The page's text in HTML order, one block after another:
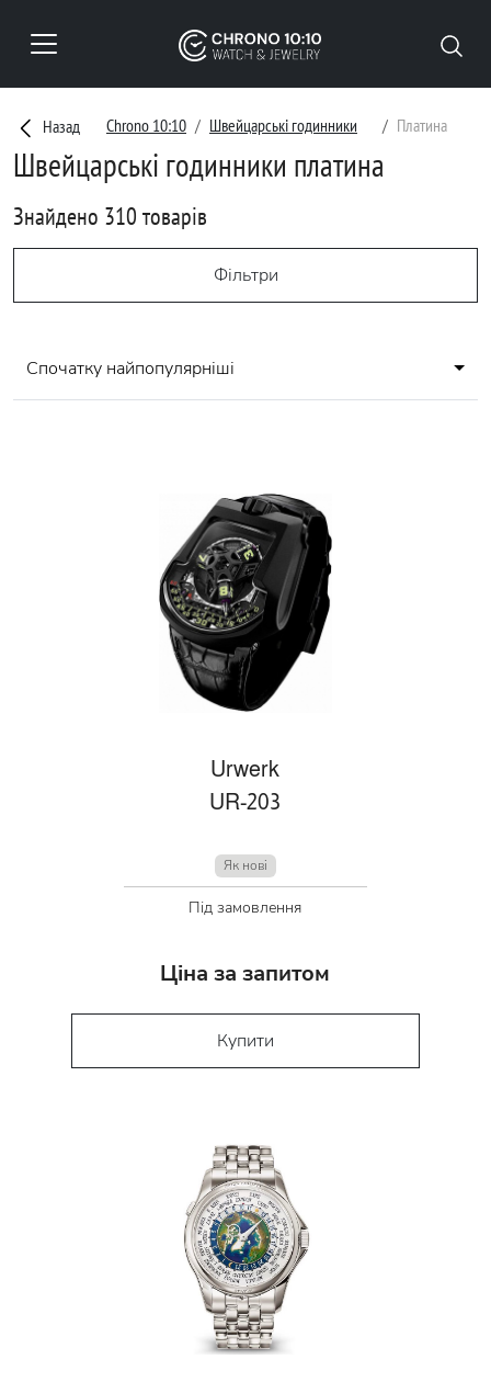
Назад Chrono 10:10 Швейцарські годинники Платина
Швейцарські годинники платина
Знайдено 310 товарів
Фільтри
Спочатку найпопулярніші
Urwerk
UR-203
Як нові
Під замовлення
Ціна за запитом
Купити